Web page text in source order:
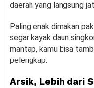
daerah yang langsung
Paling enak dimakan
segar kayak daun
mantap, kamu bisa
pelengkap.
Arsik, Lebih dari